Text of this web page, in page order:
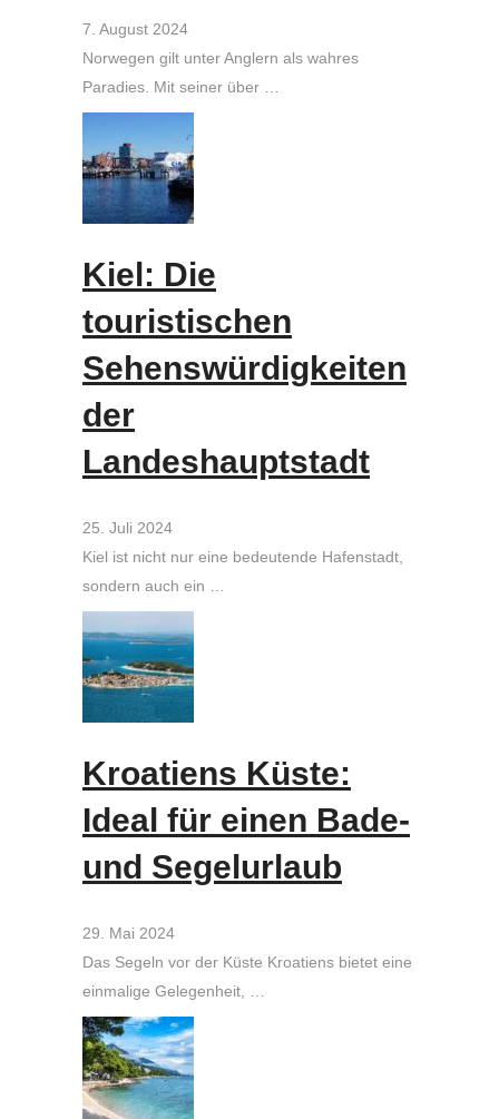
7. August 2024
Norwegen gilt unter Anglern als wahres
Paradies. Mit seiner über …
Kiel: Die
touristischen
Sehenswürdigkeiten
der
Landeshauptstadt
25. Juli 2024
Kiel ist nicht nur eine bedeutende Hafenstadt,
sondern auch ein …
Kroatiens Küste:
Ideal für einen Bade-
und Segelurlaub
29. Mai 2024
Das Segeln vor der Küste Kroatiens bietet eine
einmalige Gelegenheit, …